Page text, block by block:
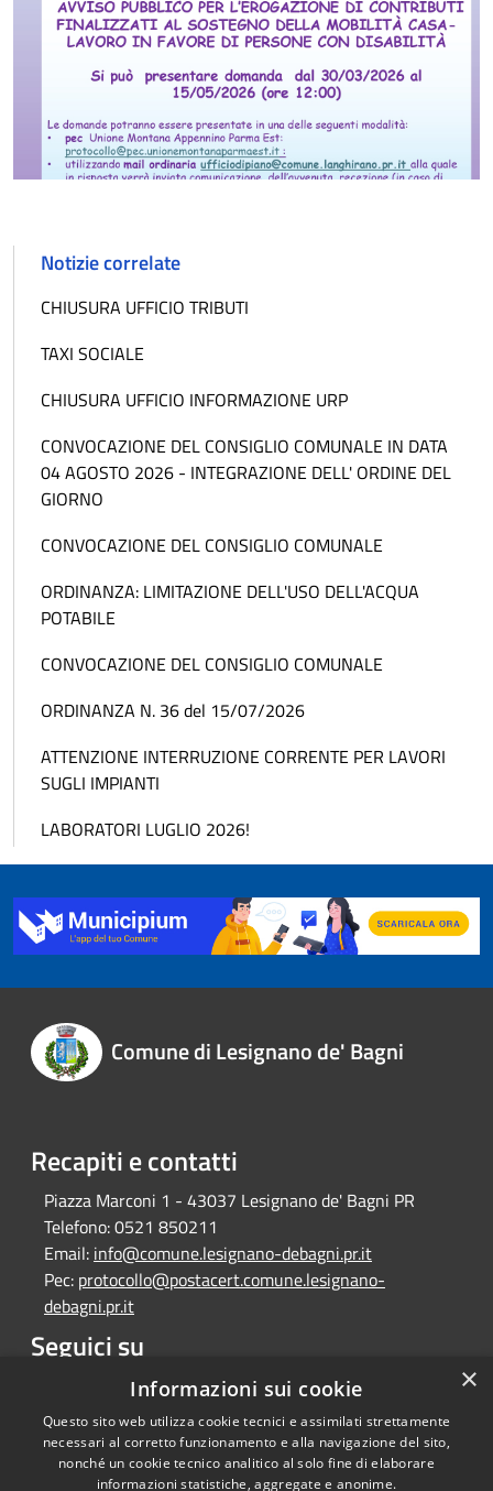
Notizie correlate
CHIUSURA UFFICIO TRIBUTI
TAXI SOCIALE
CHIUSURA UFFICIO INFORMAZIONE URP
CONVOCAZIONE DEL CONSIGLIO COMUNALE IN DATA
04 AGOSTO 2026 - INTEGRAZIONE DELL' ORDINE DEL
GIORNO
CONVOCAZIONE DEL CONSIGLIO COMUNALE
ORDINANZA: LIMITAZIONE DELL'USO DELL'ACQUA
POTABILE
CONVOCAZIONE DEL CONSIGLIO COMUNALE
ORDINANZA N. 36 del 15/07/2026
ATTENZIONE INTERRUZIONE CORRENTE PER LAVORI
SUGLI IMPIANTI
LABORATORI LUGLIO 2026!
Comune di Lesignano de' Bagni
Recapiti e contatti
Piazza Marconi 1 - 43037 Lesignano de' Bagni PR
Telefono:0521 850211
Email: info@comune.lesignano-debagni.pr.it
Pec: protocollo@postacert.comune.lesignano-
debagni.pr.it
Seguici su
Facebook ×
Informazioni sui cookie
Questo sito web utilizza cookie tecnici e assimilati strettamente
necessari al corretto funzionamento e alla navigazione del sito,
nonché un cookie tecnico analitico al solo fine di elaborare
informazioni statistiche, aggregate e anonime.